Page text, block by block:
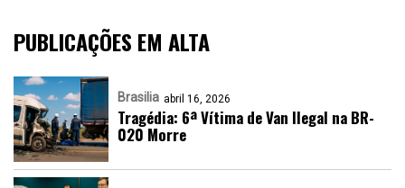
PUBLICAÇÕES EM ALTA
Brasilia abril 16, 2026
Tragédia: 6ª Vítima de Van Ilegal na BR-
020 Morre